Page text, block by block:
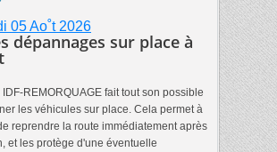
05 Ao˚t 2026
dépannages sur place à
REMORQUAGE fait tout son possible
les véhicules sur place. Cela permet à
reprendre la route immédiatement après
et les protège d'une éventuelle